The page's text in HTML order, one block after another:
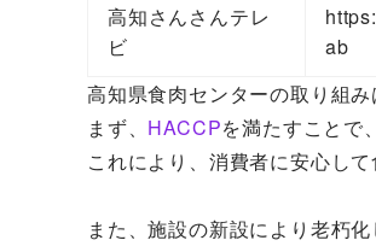
高知さんさんテレ
ビ
ab
高知県食肉センターの取り組み
まず、 HACCPを満たすことで
これにより、消費者に安心し
また、施設の新設により老朽